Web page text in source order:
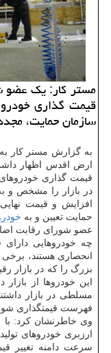
مستر كار: یك عضو
قیمت گذاری خودرو
سازمان حمایت،
به گزارش مستر كار
ارض اقدس اظهار
قیمت گذاری
در بازار را مشخص و
افزایش و قیمت
حمایت تعیین و به
عضو شورای رقابت
چه خودروهایی
انحصاری هستند، برخی
بزرگ را كه در بازار
مسلطی در بازار
فهرست قیمتگذاری
وی خاطرنشان كرد: با
ارزبری خودروهای
سرعت دامنه تغییر